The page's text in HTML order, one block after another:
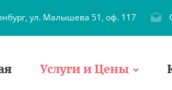
ул. Малышева 51, оф. 117
Услуги и Цены